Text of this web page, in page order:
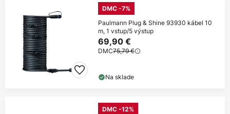
DMC -7%
Paulmann Plug & Shine 93930 kábel 10
m, 1 vstup/5 výstup
69,90 €
DMC75,79 €
Na sklade
DMC -12%